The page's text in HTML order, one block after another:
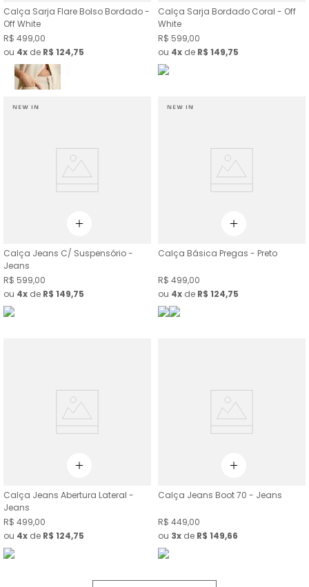
Calça Sarja Flare Bolso Bordado -
Off White
R$ 499,00
ou 4 de R$ 124,75
Calça Sarja Bordado Coral - Off
White
R$ 599,00
ou 4 de R$ 149,75
Calça Jeans C/ Suspensório -
Jeans
R$ 599,00
ou 4 de R$ 149,75
Calça Básica Pregas - Preto
R$ 499,00
ou 4 de R$ 124,75
Calça Jeans Abertura Lateral -
Jeans
R$ 499,00
ou 4 de R$ 124,75
Calça Jeans Boot 70 - Jeans
R$ 449,00
ou 3 de R$ 149,66